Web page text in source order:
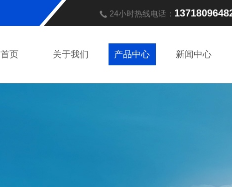
24小时热线电话：
首页 关于我们 产品中心 新闻中心